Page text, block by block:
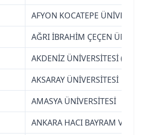
AFYON KOCATEPE
AĞRI İBRAHİM ÇEÇEN
AKDENİZ ÜNİVERSİTESİ
AKSARAY ÜNİVERSİTESİ
AMASYA ÜNİVERSİTESİ
ANKARA HACI BAYRAM VELİ